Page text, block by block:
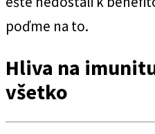
poďme na to.
Hliva na
všetko